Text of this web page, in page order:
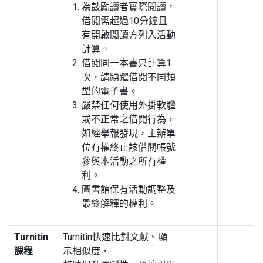
為鼓勵讀者實際閱讀，
借閱需超過10分鐘且
有開啟閱讀方列入活動
計算。
借閱同一本書只計算1
次，請踴躍借閱不同類
型的電子書。
嚴禁任何使用外掛軟體
或不正常之借閱行為，
如經舉報發現，主辦單
位有權終止該借閱帳號
參與本活動之所有權
利。
圖書館保有活動調整及
最終解釋的權利。
Turnitin
課程
Turnitin快速比對文獻、顯
示相似度，